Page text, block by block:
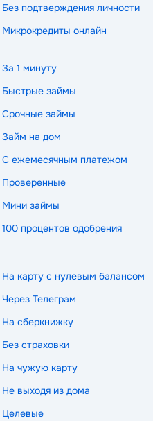
Без подтверждения личности
Микрокредиты онлайн
За 1 минуту
Быстрые займы
Срочные займы
Займ на дом
С ежемесячным платежом
Проверенные
Мини займы
100 процентов одобрения
На карту с нулевым балансом
Через Телеграм
На сберкнижку
Без страховки
На чужую карту
Не выходя из дома
Целевые